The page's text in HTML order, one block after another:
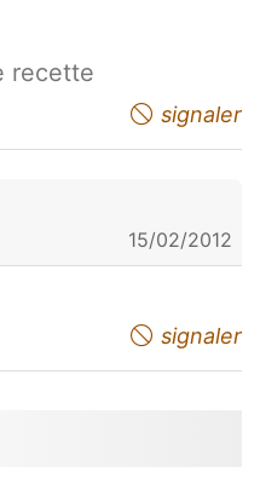
recette
signaler
15/02/2012
signaler